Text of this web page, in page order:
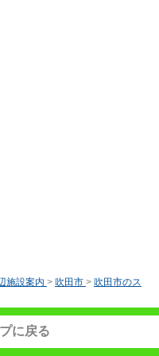
施設案内 > 吹田市 > 吹田市のス
に戻る